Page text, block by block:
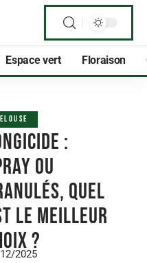
Espace vert Floraison
:
ou
quel
le meilleur
?
2025